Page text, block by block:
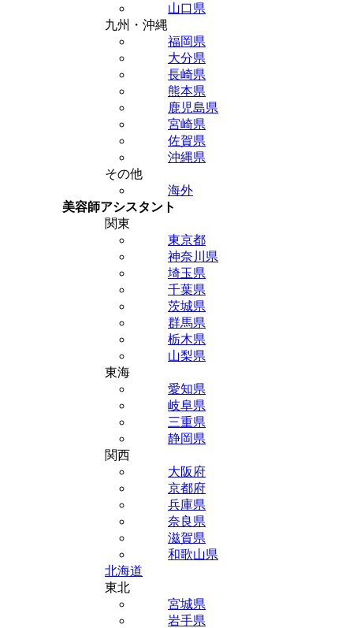
山口県
九州・沖縄
福岡県
大分県
長崎県
熊本県
鹿児島県
宮崎県
佐賀県
沖縄県
その他
海外
美容師アシスタント
関東
東京都
神奈川県
埼玉県
千葉県
茨城県
群馬県
栃木県
山梨県
東海
愛知県
岐阜県
三重県
静岡県
関西
大阪府
京都府
兵庫県
奈良県
滋賀県
和歌山県
北海道
東北
宮城県
岩手県